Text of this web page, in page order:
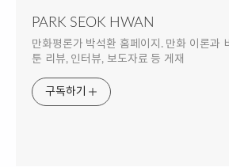
PARK SEOK HWAN
만화평론가 박석환 홈페이지. 만화 이론과
툰 리뷰, 인터뷰, 보도자료 등 게재
구독하기